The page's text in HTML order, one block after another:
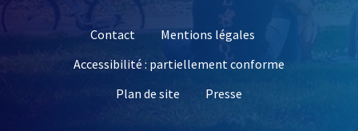
Contact
Mentions légales
Accessibilité : partiellement conforme
Plan de site
Presse